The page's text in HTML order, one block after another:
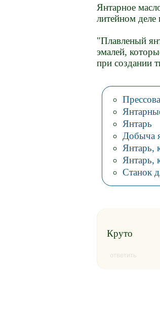
Янтарное
литейном деле
"Плавленый
эмалей,
при создании
Янтарь
Добыча
Янтарь,
Янтарь,
Станок
Круто
ответить